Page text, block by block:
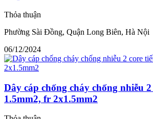
Thỏa thuận
Phường Sài Đồng, Quận Long Biên, Hà Nội
06/12/2024
Dây cáp chống cháy chống nhiễu
1.5mm2, fr 2x1.5mm2